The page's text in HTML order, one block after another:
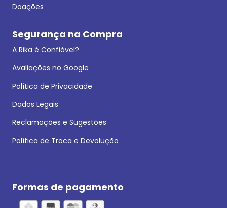
Doações
Segurança na Compra
A Rika é Confiável?
Avaliações no Google
Política de Privacidade
Dados Legais
Reclamações e Sugestões
Política de Troca e Devolução
Formas de pagamento